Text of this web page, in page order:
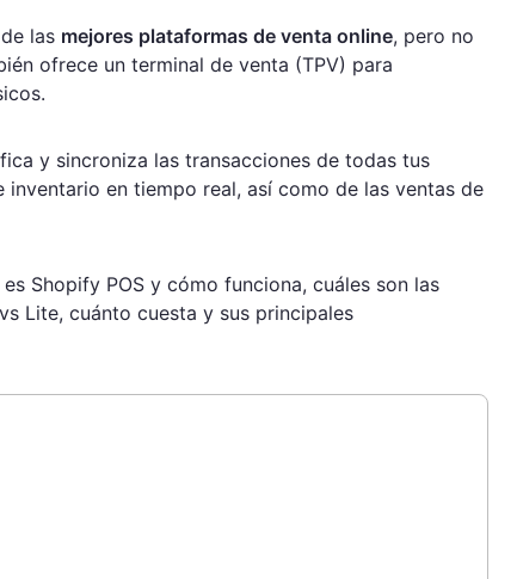
las mejores plataformas de venta online, pero no
ofrece un terminal de venta (TPV) para
y sincroniza las transacciones de todas tus
en tiempo real, así como de las ventas de
Shopify POS y cómo funciona, cuáles son las
Lite, cuánto cuesta y sus principales